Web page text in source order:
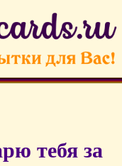
тебя за